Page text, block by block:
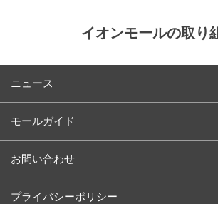
イオンモールの取り
ニュース
モールガイド
お問い合わせ
プライバシーポリシー